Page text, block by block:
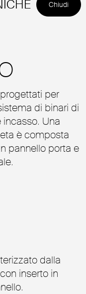
Chiudi
per
di binari di
Una
è composta
pannello porta e
dalla
inserto in